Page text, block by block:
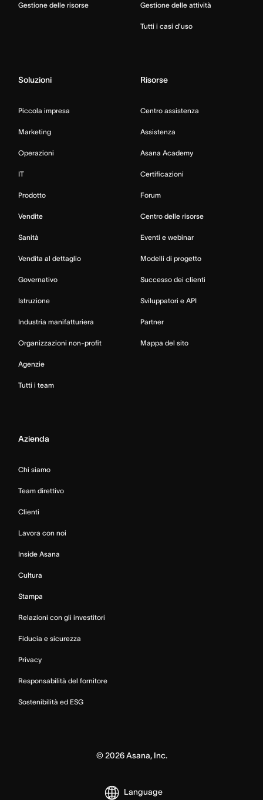
Gestione delle risorse Gestione delle attività
Tutti i casi d’uso
Soluzioni
Piccola impresa
Marketing
Operazioni
IT
Prodotto
Vendite
Sanità
Vendita al dettaglio
Governativo
Istruzione
Industria manifatturiera
Organizzazioni non-profit
Agenzie
Tutti i team
Risorse
Centro assistenza
Assistenza
Asana Academy
Certificazioni
Forum
Centro delle risorse
Eventi e webinar
Modelli di progetto
Successo dei clienti
Sviluppatori e API
Partner
Mappa del sito
Azienda
Chi siamo
Team direttivo
Clienti
Lavora con noi
Inside Asana
Cultura
Stampa
Relazioni con gli investitori
Fiducia e sicurezza
Privacy
Responsabilità del fornitore
Sostenibilità ed ESG
© 2026Asana, Inc.
Language